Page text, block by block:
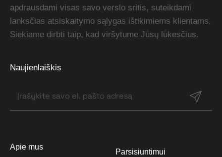
apdrausdami visas savo verslo sritis, suteikdami
lanksčias atsiskaitymo sąlygas ištikimiems klientams.
Siekiame dirbti taip, kad viršytume Jūsų lūkesčius.
Naujienlaiškis
Apie mus
Parsisiuntimui